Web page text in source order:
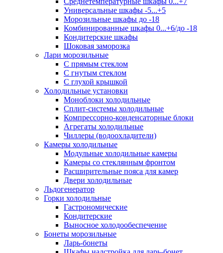
Универсальные шкафы -5...+5
Морозильные шкафы до -18
Комбинированные шкафы 0...+6/до -18
Кондитерские шкафы
Шоковая заморозка
Лари морозильные
С прямым стеклом
С гнутым стеклом
С глухой крышкой
Холодильные установки
Моноблоки холодильные
Сплит-системы холодильные
Компрессорно-конденсаторные блоки
Агрегаты холодильные
Чиллеры (водоохладители)
Камеры холодильные
Модульные холодильные камеры
Камеры со стеклянным фронтом
Расширительные пояса для камер
Двери холодильные
Льдогенератор
Горки холодильные
Гастрономические
Кондитерские
Выносное холодообеспечение
Бонеты морозильные
Ларь-бонеты